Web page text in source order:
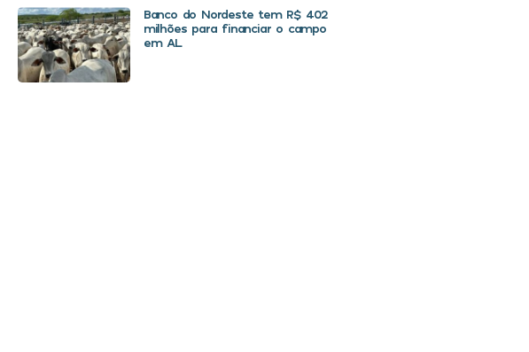
Banco do Nordeste tem R$ 402
milhões para financiar o campo
em AL